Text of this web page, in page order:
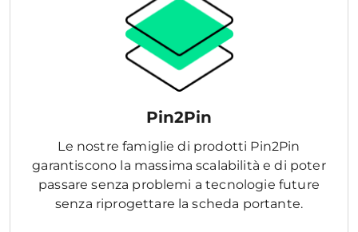
Pin2Pin
Le nostre famiglie di prodotti Pin2Pin
garantiscono la massima scalabilità e di poter
passare senza problemi a tecnologie future
senza riprogettare la scheda portante.